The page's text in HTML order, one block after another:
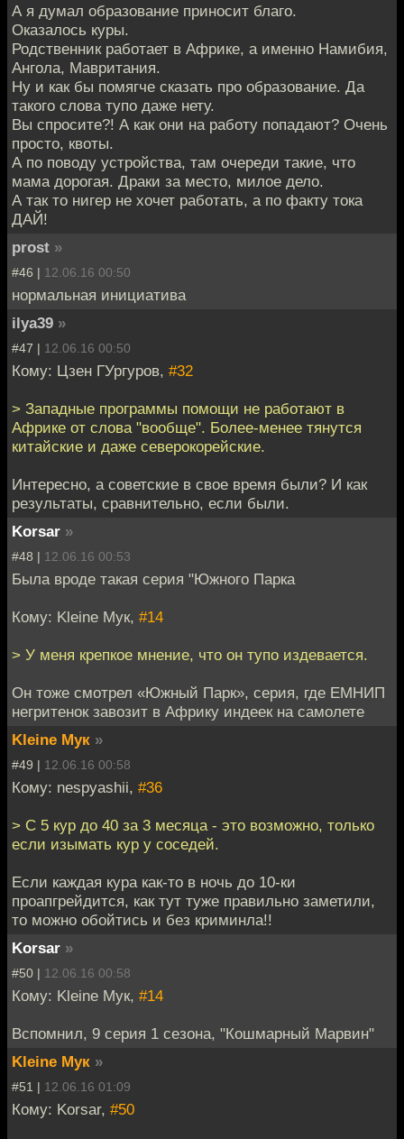
А я думал образование приносит благо.
Оказалось куры.
Родственник работает в Африке, а именно Намибия,
Ангола, Мавритания.
Ну и как бы помягче сказать про образование. Да
такого слова тупо даже нету.
Вы спросите?! А как они на работу попадают? Очень
просто, квоты.
А по поводу устройства, там очереди такие, что
мама дорогая. Драки за место, милое дело.
А так то нигер не хочет работать, а по факту тока
ДАЙ!
prost »
#46 | 12.06.16 00:50
нормальная инициатива
ilya39 »
#47 | 12.06.16 00:50
Кому: Цзен ГУргуров, #32
> Западные программы помощи не работают в
Африке от слова "вообще". Более-менее тянутся
китайские и даже северокорейские.
Интересно, а советские в свое время были? И как
результаты, сравнительно, если были.
Korsar »
#48 | 12.06.16 00:53
Была вроде такая серия "Южного Парка
Кому: Kleine Мук, #14
> У меня крепкое мнение, что он тупо издевается.
Он тоже смотрел «Южный Парк», серия, где ЕМНИП
негритенок завозит в Африку индеек на самолете
Kleine Мук »
#49 | 12.06.16 00:58
Кому: nespyashii, #36
> С 5 кур до 40 за 3 месяца - это возможно, только
если изымать кур у соседей.
Если каждая кура как-то в ночь до 10-ки
проапгрейдится, как тут туже правильно заметили,
то можно обойтись и без криминла!!
Korsar »
#50 | 12.06.16 00:58
Кому: Kleine Мук, #14
Вспомнил, 9 серия 1 сезона, "Кошмарный Марвин"
Kleine Мук »
#51 | 12.06.16 01:09
Кому: Korsar, #50